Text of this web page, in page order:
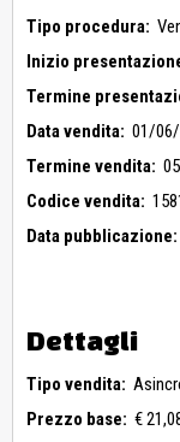
Tipo procedura:
Inizio
Termine
Data vendita: 01/
Termine vendita:
Codice vendita:
Data pubblicazione:
Dettagli
Tipo vendita:
Prezzo base: €